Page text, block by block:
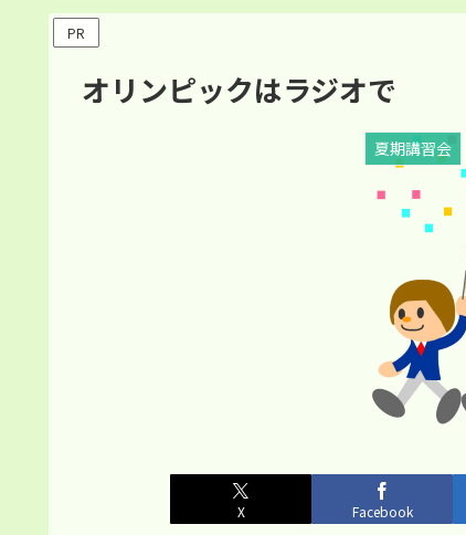
PR
オリンピックはラジオで
夏期講習会
X Facebook